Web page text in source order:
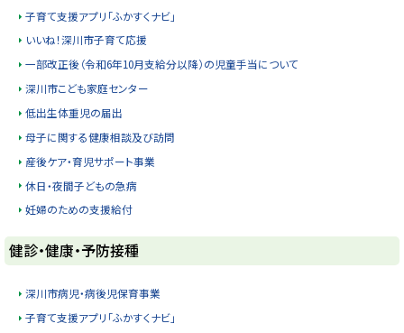
子育て支援アプリ「ふかすくナビ」
いいね！深川市子育て応援
一部改正後（令和6年10月支給分以降）の児童手当について
深川市こども家庭センター
低出生体重児の届出
母子に関する健康相談及び訪問
産後ケア・育児サポート事業
休日・夜間子どもの急病
妊婦のための支援給付
ト
ッ
プ
に
健診・健康・予防接種
深川市病児・病後児保育事業
子育て支援アプリ「ふかすくナビ」